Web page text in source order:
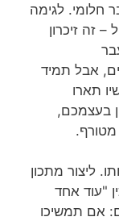
חלומי. לגימה
זה זיכרון
אבל תמיד
תארו
בעצמכם,
מטורף.
ליצור מתכון
"עוד אחד
אם תמשיכו